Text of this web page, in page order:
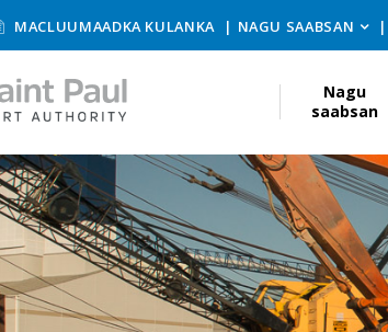
MACLUUMAADKA KULANKA NAGU SAABSAN
Nagu
saabsan